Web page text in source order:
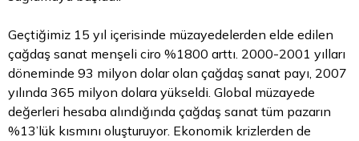
Geçtiğimiz 15 yıl içerisinde müzayedelerden elde edilen
çağdaş sanat menşeli ciro %1800 arttı. 2000-2001 yılları
döneminde 93 milyon dolar olan çağdaş sanat payı, 2007
yılında 365 milyon dolara yükseldi. Global müzayede
değerleri hesaba alındığında çağdaş sanat tüm pazarın
%13’lük kısmını oluşturuyor. Ekonomik krizlerden de